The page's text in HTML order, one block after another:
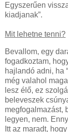
Egyszerűen
kiadjanak”.
Mit lehetne tenni?
Bevallom, egy
fogadkoztam,
hajlandó adni, ha
még valahol
lesz élő, ez
beleveszek
megfogalmazást,
legyen, nem.
Itt az maradt,